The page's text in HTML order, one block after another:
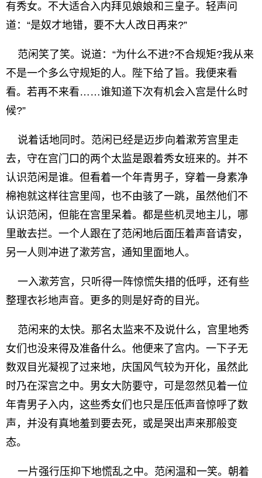
有秀女。不大适合入内拜见娘娘和三皇子。轻声问
道：“是奴才地错，要不大人改日再来?”
范闲笑了笑。说道：“为什么不进?不合规矩?我从来
不是一个多么守规矩的人。陛下给了旨。我便来看
看。若再不来看……谁知道下次有机会入宫是什么时
候?”
说着话地同时。范闲已经是迈步向着漱芳宫里走
去，守在宫门口的两个太监是跟着秀女班来的。并不
认识范闲是谁。但看着一个年青男子，穿着一身素净
棉袍就这样往宫里闯，也不由骇了一跳，虽然他们不
认识范闲，但能在宫里呆着。都是些机灵地主儿，哪
里敢去拦。一个人跟在了范闲地后面压着声音请安，
另一人则冲进了漱芳宫，通知里面地人。
一入漱芳宫，只听得一阵惊慌失措的低呼，还有些
整理衣衫地声音。更多的则是好奇的目光。
范闲来的太快。那名太监来不及说什么，宫里地秀
女们也没来得及准备什么。他便来了宫内。一下子无
数双目光凝视了过来地，庆国风气较为开化，虽然此
时乃在深宫之中。男女大防要守，可是忽然见着一位
年青男子入内，这些秀女们也只是压低声音惊呼了数
声，并没有真地羞到要去死，或是哭出声来那般变
态。
一片强行压抑下地慌乱之中。范闲温和一笑。朝着